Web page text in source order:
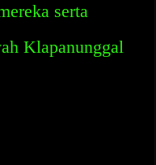
serta
Klapanunggal